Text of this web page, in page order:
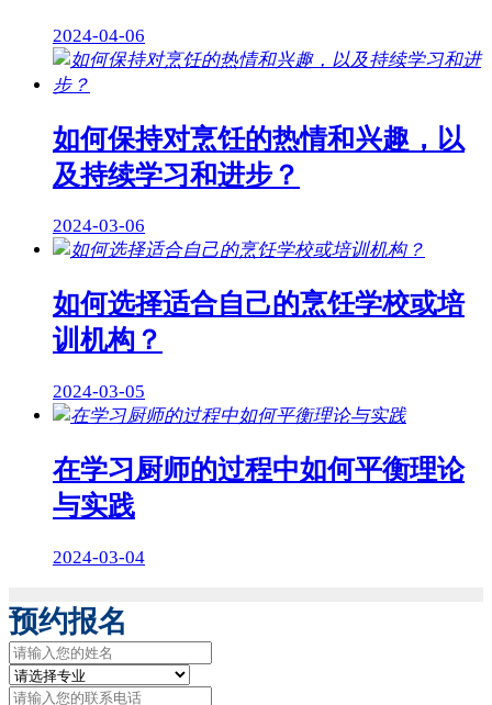
2024-04-06
如何保持对烹饪的热情和兴趣，以
及持续学习和进步？
2024-03-06
如何选择适合自己的烹饪学校或培
训机构？
2024-03-05
在学习厨师的过程中如何平衡理论
与实践
2024-03-04
预约报名